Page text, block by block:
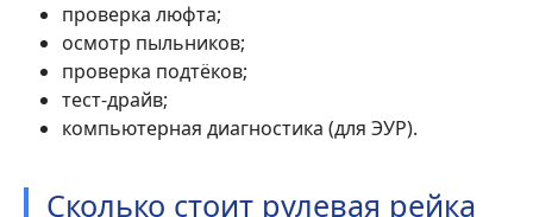
проверка люфта;
осмотр пыльников;
проверка подтёков;
тест-драйв;
компьютерная диагностика (для ЭУР).
Сколько стоит рулевая рейка